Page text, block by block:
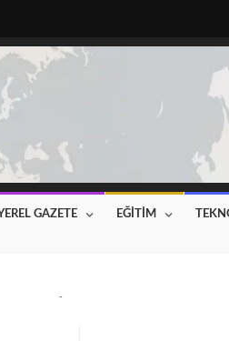
GAZETE EĞİTİM
AÇIKLANDI